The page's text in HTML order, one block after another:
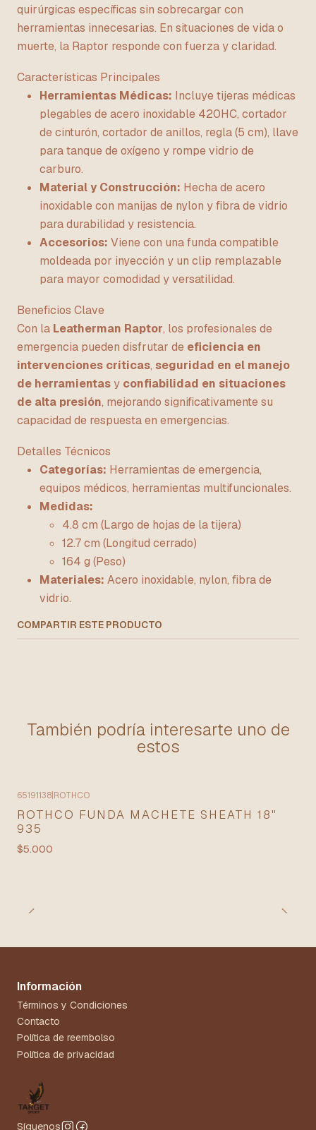
quirúrgicas específicas sin sobrecargar con
herramientas innecesarias. En situaciones de vida o
muerte, la Raptor responde con fuerza y claridad.
Características Principales
Herramientas Médicas: Incluye tijeras médicas
plegables de acero inoxidable 420HC, cortador
de cinturón, cortador de anillos, regla (5 cm), llave
para tanque de oxígeno y rompe vidrio de
carburo.
Material y Construcción: Hecha de acero
inoxidable con manijas de nylon y fibra de vidrio
para durabilidad y resistencia.
Accesorios: Viene con una funda compatible
moldeada por inyección y un clip remplazable
para mayor comodidad y versatilidad.
Beneficios Clave
Con la Leatherman Raptor, los profesionales de
emergencia pueden disfrutar de eficiencia en
intervenciones críticas, seguridad en el manejo
de herramientas y confiabilidad en situaciones
de alta presión, mejorando significativamente su
capacidad de respuesta en emergencias.
Detalles Técnicos
Categorías: Herramientas de emergencia,
equipos médicos, herramientas multifuncionales.
Medidas:
4.8 cm (Largo de hojas de la tijera)
12.7 cm (Longitud cerrado)
164 g (Peso)
Materiales: Acero inoxidable, nylon, fibra de
vidrio.
COMPARTIR ESTE PRODUCTO
También podría interesarte uno de
estos
65191138 ROTHCO
ROTHCO FUNDA MACHETE SHEATH 18"
935
$5.000
Información
Términos y Condiciones
Contacto
Política de reembolso
Política de privacidad
Síguenos